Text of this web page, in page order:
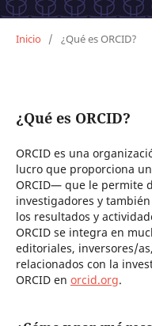
Inicio / ¿Qué es ORCID?
¿Qué es ORCID?
ORCID es una
lucro que proporciona
ORCID— que le permite
investigadores y
los resultados y
ORCID se integra en
editoriales, inversores/
relacionados con la
ORCID en orcid.org.